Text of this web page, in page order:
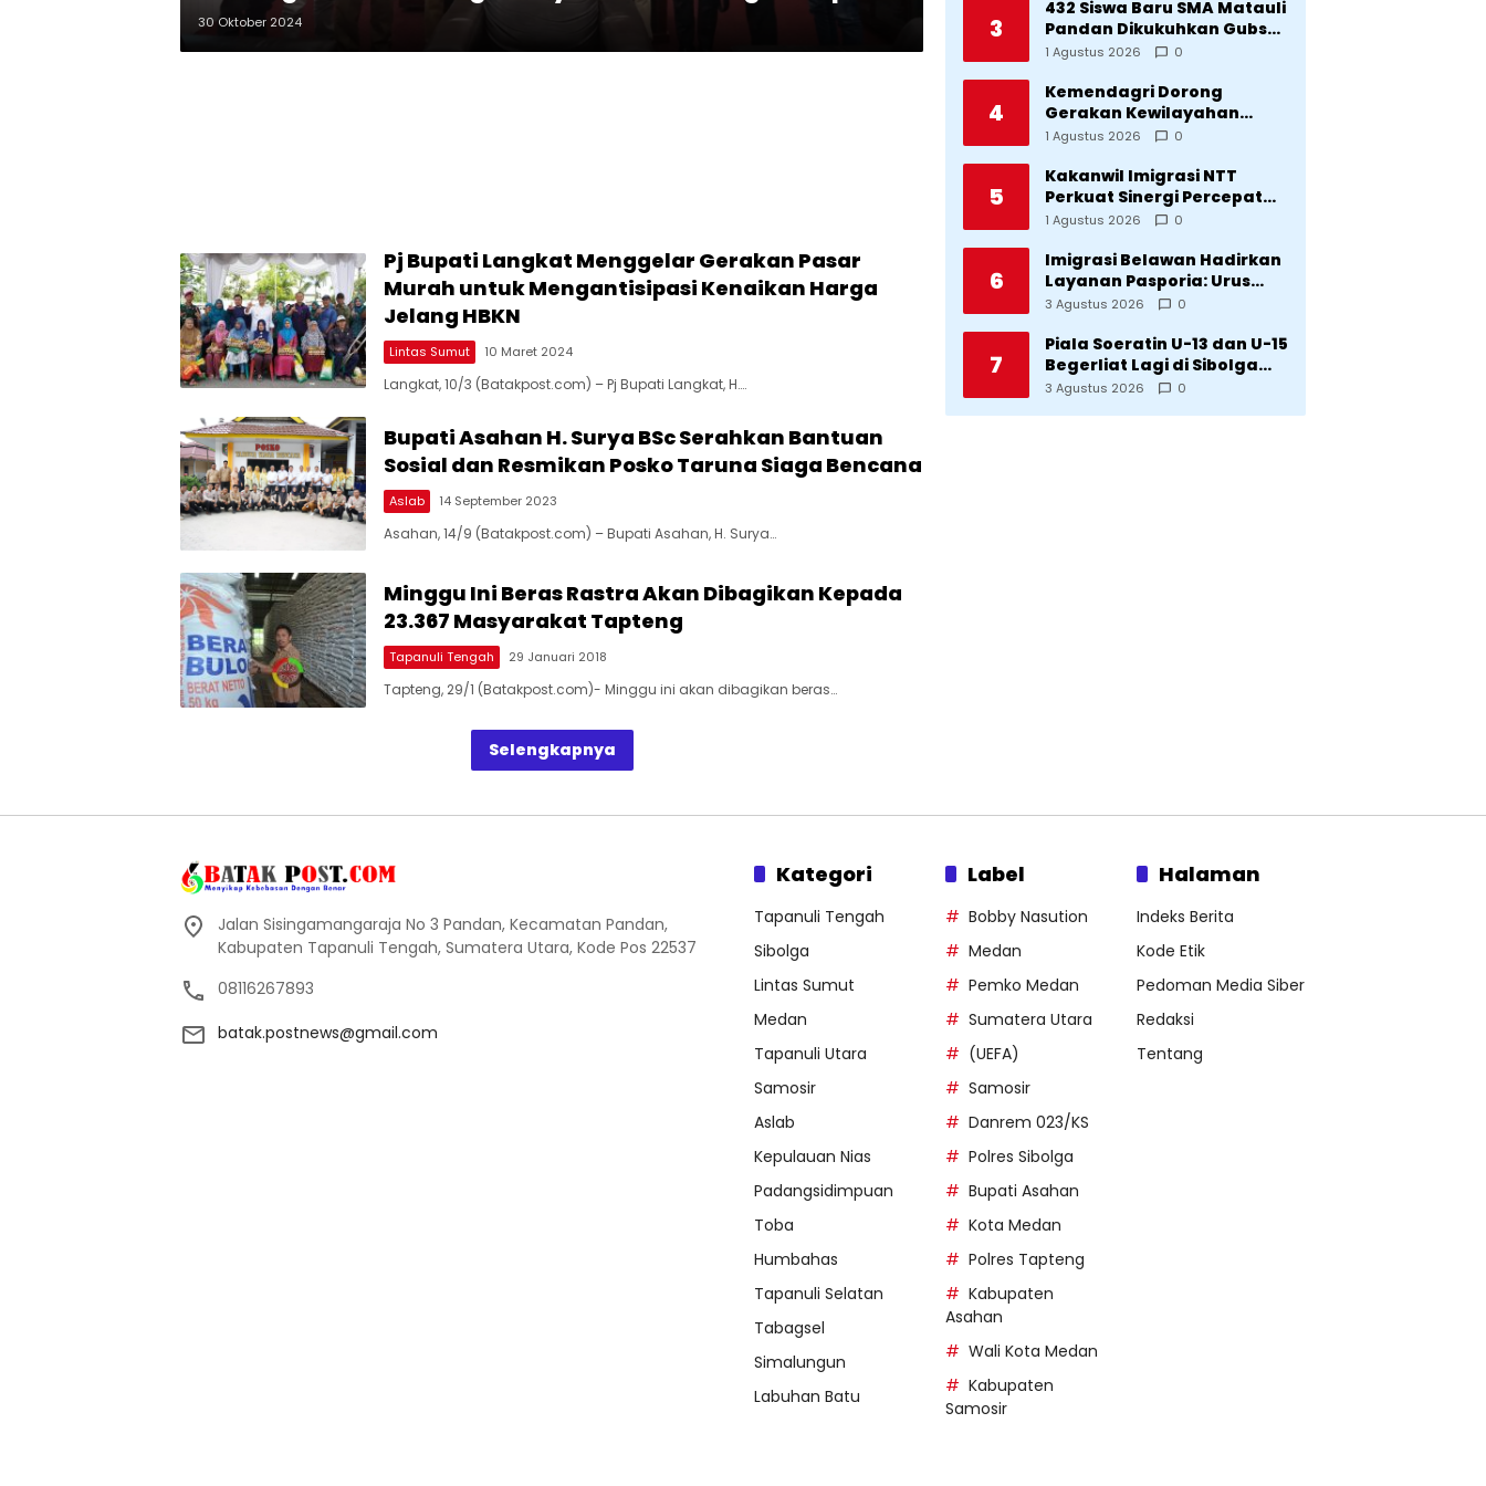
30 Oktober 2024
Pj Bupati Langkat Menggelar Gerakan Pasar
Murah untuk Mengantisipasi Kenaikan Harga
Jelang HBKN
Lintas Sumut 10 Maret 2024
Langkat, 10/3 (Batakpost.com) – Pj Bupati Langkat, H….
Bupati Asahan H. Surya BSc Serahkan Bantuan
Sosial dan Resmikan Posko Taruna Siaga Bencana
Aslab 14 September 2023
Asahan, 14/9 (Batakpost.com) – Bupati Asahan, H. Surya…
Minggu Ini Beras Rastra Akan Dibagikan Kepada
23.367 Masyarakat Tapteng
Tapanuli Tengah 29 Januari 2018
Tapteng, 29/1 (Batakpost.com)- Minggu ini akan dibagikan beras…
Selengkapnya
Bencana
3
432 Siswa Baru SMA Matauli
Pandan Dikukuhkan Gubsu:
32 Tahun Matauli Cetak
1 Agustus 2026 0
4
Kemendagri Dorong
Gerakan Kewilayahan
Lawan Tuberkulosis
1 Agustus 2026 0
5
Kakanwil Imigrasi NTT
Perkuat Sinergi Percepat
Pembentukan Kantor
1 Agustus 2026 0
6
Imigrasi Belawan Hadirkan
Layanan Pasporia: Urus
Paspor di Hari Libur
3 Agustus 2026 0
7
Piala Soeratin U-13 dan U-15
Begerliat Lagi di Sibolga
Setelah Stadion Horas
3 Agustus 2026 0
Jalan Sisingamangaraja No 3 Pandan, Kecamatan Pandan,
Kabupaten Tapanuli Tengah, Sumatera Utara, Kode Pos 22537
08116267893
batak.postnews@gmail.com
Kategori
Tapanuli Tengah
Sibolga
Lintas Sumut
Medan
Tapanuli Utara
Samosir
Aslab
Kepulauan Nias
Padangsidimpuan
Toba
Humbahas
Tapanuli Selatan
Tabagsel
Simalungun
Labuhan Batu
Label
Bobby Nasution
Medan
Pemko Medan
Sumatera Utara
(UEFA)
Samosir
Danrem 023/KS
Polres Sibolga
Bupati Asahan
Kota Medan
Polres Tapteng
Kabupaten
Asahan
Wali Kota Medan
Kabupaten
Samosir
Halaman
Indeks Berita
Kode Etik
Pedoman Media Siber
Redaksi
Tentang